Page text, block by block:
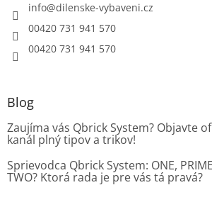
info@dilenske-vybaveni.cz
00420 731 941 570
00420 731 941 570
Blog
Zaujíma vás Qbrick System? Objavte
kanál plný tipov a trikov!
Sprievodca Qbrick System: ONE,
TWO? Ktorá rada je pre vás tá pravá?